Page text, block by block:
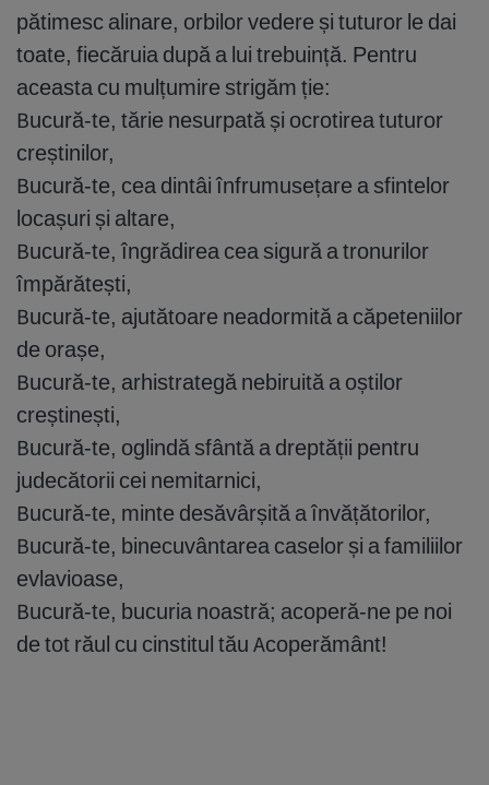
pătimesc alinare, orbilor vedere și tuturor le dai
toate, fiecăruia după a lui trebuință. Pentru
aceasta cu mulțumire strigăm ție:
Bucură-te, tărie nesurpată și ocrotirea tuturor
creștinilor,
Bucură-te, cea dintâi înfrumusețare a sfintelor
locașuri și altare,
Bucură-te, îngrădirea cea sigură a tronurilor
împărătești,
Bucură-te, ajutătoare neadormită a căpeteniilor
de orașe,
Bucură-te, arhistrategă nebiruită a oștilor
creștinești,
Bucură-te, oglindă sfântă a dreptății pentru
judecătorii cei nemitarnici,
Bucură-te, minte desăvârșită a învățătorilor,
Bucură-te, binecuvântarea caselor și a familiilor
evlavioase,
Bucură-te, bucuria noastră; acoperă-ne pe noi
de tot răul cu cinstitul tău Acoperământ!